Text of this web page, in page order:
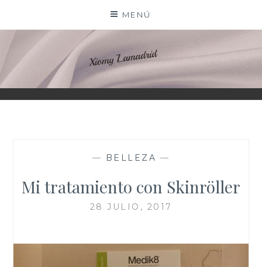
contenido
MENÚ
XIOMY LAMADRID
— BELLEZA —
Mi tratamiento con Skinröller
28 JULIO, 2017